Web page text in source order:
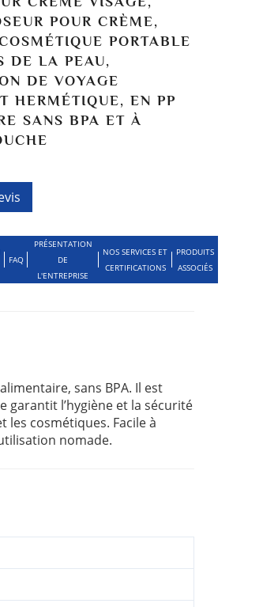
POUR CRÈME,
PORTABLE
DE LA PEAU,
DE VOYAGE
HERMÉTIQUE, EN PP
SANS BPA ET À
FAQ
PRÉSENTATION
DE
L'ENTREPRISE
NOS SERVICES ET
CERTIFICATIONS
PRODUITS
ASSOCIÉS
sans BPA. Il est
garantit l’hygiène et la sécurité
les cosmétiques. Facile à
nomade.